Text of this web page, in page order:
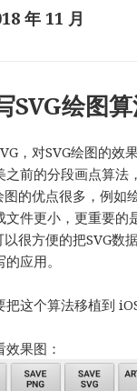
年 11 月
SVG绘图
，对SVG绘图的效
之前的分段画点算法
图的优点很多，例如
文件更小，更重要的
以很方便的把SVG数
应用。
这个算法移植到 iOS
果图：